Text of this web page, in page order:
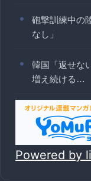
砲撃訓練中の
なし」
韓国「返せな
増え続ける…
Powered by